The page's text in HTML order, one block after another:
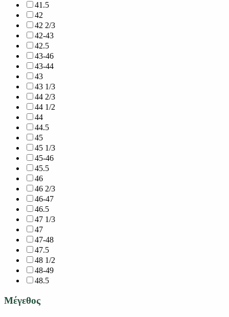
41.5
42
42 2/3
42-43
42.5
43-46
43-44
43
43 1/3
44 2/3
44 1/2
44
44.5
45
45 1/3
45-46
45.5
46
46 2/3
46-47
46.5
47 1/3
47
47-48
47.5
48 1/2
48-49
48.5
Μέγεθος